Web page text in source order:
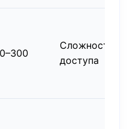
Сложность
доступа